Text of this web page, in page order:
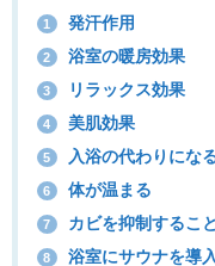
1 発汗作用
2 浴室の暖房効果
3 リラックス効果
4 美肌効果
5 入浴の代わりにな
6 体が温まる
7 カビを抑制するこ
8 浴室にサウナを導